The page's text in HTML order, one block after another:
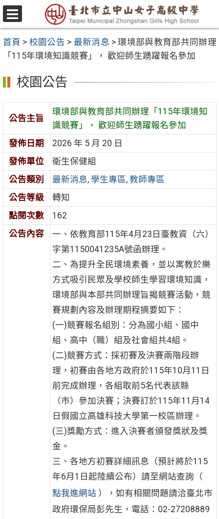
跳
至
要
容
區
選
單
首頁 > 校園公告 > 最新消息 >環境部與教育部共同辦理
「115年環境知識競賽」， 歡迎師生踴躍報名參加
校園公告
公告主旨
環境部與教育部共同辦理「115年環境知
識競賽」， 歡迎師生踴躍報名參加
發佈日期
2026 年 5 月 20 日
發佈單位
衛生保健組
公告類別
最新消息, 學生專區, 教師專區
公告等級
轉知
點閱次數
162
公告內容
一、依教育部115年4月23日臺教資（六）
字第1150041235A號函辦理。
二、為提升全民環境素養，並以寓教於樂
方式吸引民眾及學校師生學習環境知識，
環境部與本部共同辦理旨揭競賽活動，競
賽規劃內容及辦理期程摘要如下：
(一)競賽報名組別：分為國小組、國中
組、高中（職）組及社會組共4組。
(二)競賽方式：採初賽及決賽兩階段辦
理，初賽由各地方政府於115年10月11日
前完成辦理，各組取前5名代表該縣
（市）參加決賽；決賽訂於115年11月14
日假國立高雄科技大學第一校區辦理。
(三)獎勵方式：進入決賽者頒發獎狀及獎
金。
三、各地方初賽詳細訊息（預計將於115
年6月1日起陸續公布）請至網站查詢（
點我進網站 ），如有相關問題請洽臺北市
政府環保局彭先生，電話：02-27208889